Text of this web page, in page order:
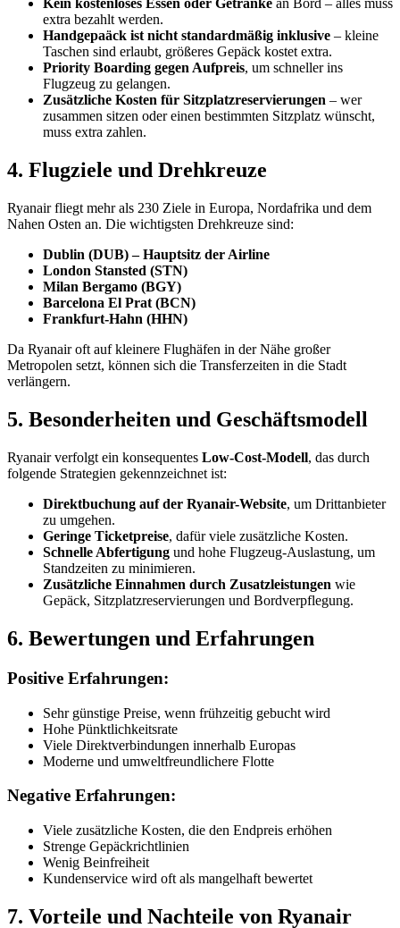
Kein kostenloses Essen oder Getränke an Bord – alles muss
extra bezahlt werden.
Handgepaäck ist nicht standardmäßig inklusive – kleine
Taschen sind erlaubt, größeres Gepäck kostet extra.
Priority Boarding gegen Aufpreis, um schneller ins
Flugzeug zu gelangen.
Zusätzliche Kosten für Sitzplatzreservierungen – wer
zusammen sitzen oder einen bestimmten Sitzplatz wünscht,
muss extra zahlen.
4. Flugziele und Drehkreuze
Ryanair fliegt mehr als 230 Ziele in Europa, Nordafrika und dem
Nahen Osten an. Die wichtigsten Drehkreuze sind:
Dublin (DUB) – Hauptsitz der Airline
London Stansted (STN)
Milan Bergamo (BGY)
Barcelona El Prat (BCN)
Frankfurt-Hahn (HHN)
Da Ryanair oft auf kleinere Flughäfen in der Nähe großer
Metropolen setzt, können sich die Transferzeiten in die Stadt
verlängern.
5. Besonderheiten und Geschäftsmodell
Ryanair verfolgt ein konsequentes Low-Cost-Modell, das durch
folgende Strategien gekennzeichnet ist:
Direktbuchung auf der Ryanair-Website, um Drittanbieter
zu umgehen.
Geringe Ticketpreise, dafür viele zusätzliche Kosten.
Schnelle Abfertigung und hohe Flugzeug-Auslastung, um
Standzeiten zu minimieren.
Zusätzliche Einnahmen durch Zusatzleistungen wie
Gepäck, Sitzplatzreservierungen und Bordverpflegung.
6. Bewertungen und Erfahrungen
Positive Erfahrungen:
Sehr günstige Preise, wenn frühzeitig gebucht wird
Hohe Pünktlichkeitsrate
Viele Direktverbindungen innerhalb Europas
Moderne und umweltfreundlichere Flotte
Negative Erfahrungen:
Viele zusätzliche Kosten, die den Endpreis erhöhen
Strenge Gepäckrichtlinien
Wenig Beinfreiheit
Kundenservice wird oft als mangelhaft bewertet
7. Vorteile und Nachteile von Ryanair